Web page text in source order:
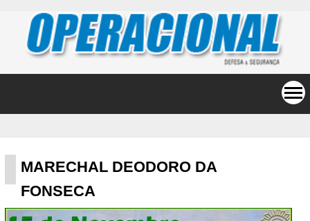
MARECHAL DEODORO DA
FONSECA